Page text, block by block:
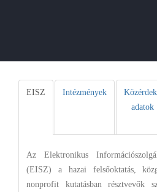
EISZ Intézmények
adatok
Az Elektronikus
(EISZ) a hazai felsőoktatás,
nonprofit kutatásban résztvevők